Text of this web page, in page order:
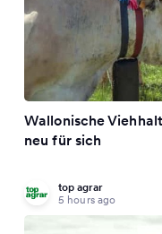
Wallonische
neu für sich
top agrar
5 hours ago